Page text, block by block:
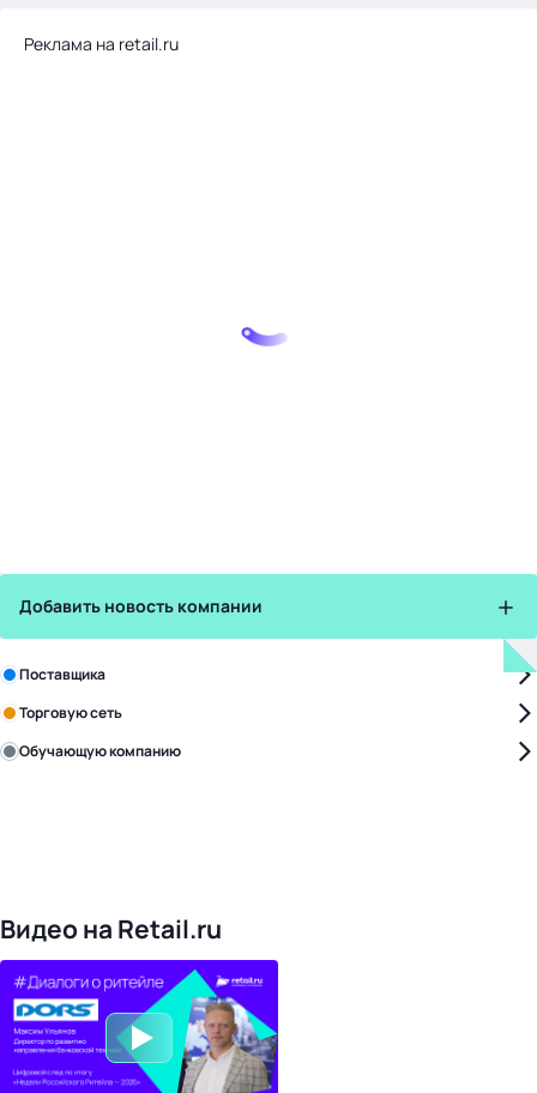
Реклама на retail.ru
Добавить новость компании
Зарегистрируйте в бизнес-центре:
Поставщика
Торговую сеть
Обучающую компанию
Видео на Retail.ru